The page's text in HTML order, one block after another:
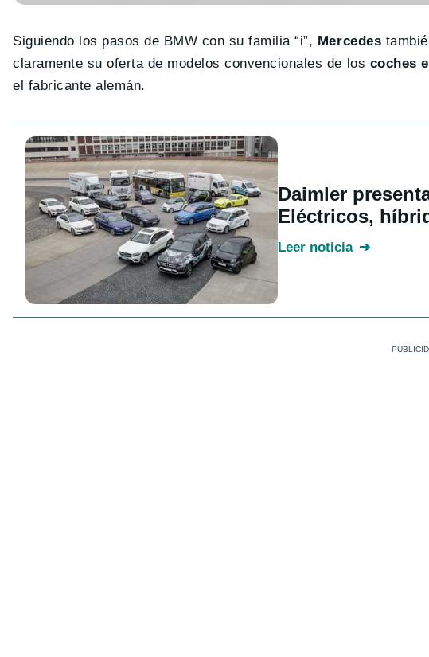
Siguiendo los pasos de BMW con su familia “i”, Mercedes
claramente su oferta de modelos convencionales de los coches
el fabricante alemán.
Daimler
Eléctricos,
Leer noticia